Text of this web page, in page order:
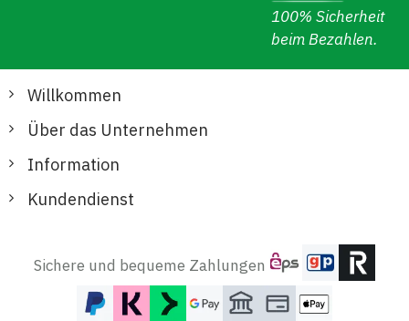
100% Sicherheit
beim Bezahlen.
Willkommen
Über das Unternehmen
Information
Kundendienst
Sichere und bequeme Zahlungen